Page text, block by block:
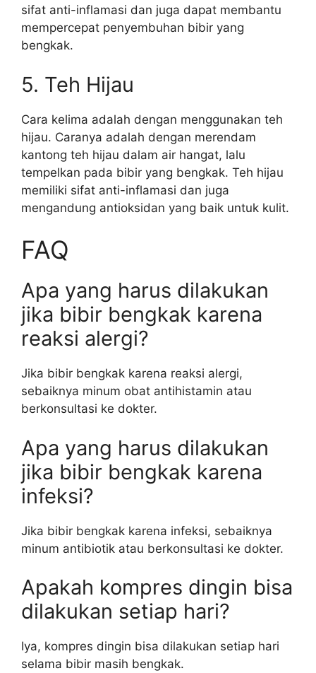
sifat anti-inflamasi dan juga dapat membantu
mempercepat penyembuhan bibir yang
bengkak.
5. Teh Hijau
Cara kelima adalah dengan menggunakan teh
hijau. Caranya adalah dengan merendam
kantong teh hijau dalam air hangat, lalu
tempelkan pada bibir yang bengkak. Teh hijau
memiliki sifat anti-inflamasi dan juga
mengandung antioksidan yang baik untuk kulit.
FAQ
Apa yang harus dilakukan
jika bibir bengkak karena
reaksi alergi?
Jika bibir bengkak karena reaksi alergi,
sebaiknya minum obat antihistamin atau
berkonsultasi ke dokter.
Apa yang harus dilakukan
jika bibir bengkak karena
infeksi?
Jika bibir bengkak karena infeksi, sebaiknya
minum antibiotik atau berkonsultasi ke dokter.
Apakah kompres dingin bisa
dilakukan setiap hari?
Iya, kompres dingin bisa dilakukan setiap hari
selama bibir masih bengkak.